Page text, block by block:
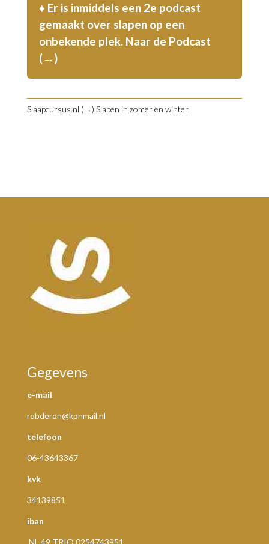
♦ Er is inmiddels een 2e podcast
gemaakt over slapen op een
onbekende plek. Naar de Podcast
(→)
Slaapcursus.nl (→) Slapen in zomer en winter.
Gegevens
e-mail
robderon@kpnmail.nl
telefoon
06-43643367
kvk
34139851
iban
NL 49 TRIO 0254743951